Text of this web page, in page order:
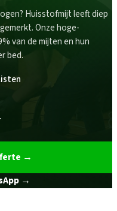
Huisstofmijt leeft diep
Onze hoge-
van de mijten en hun
bed.
→
→